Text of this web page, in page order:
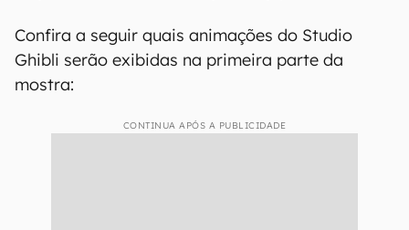
Confira a seguir quais animações do Studio
Ghibli serão exibidas na primeira parte da
mostra:
CONTINUA APÓS A PUBLICIDADE